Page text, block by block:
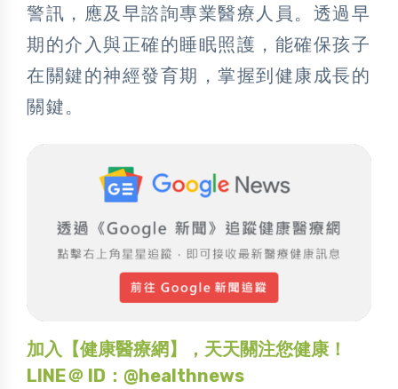
警訊，應及早諮詢專業醫療人員。透過早
期的介入與正確的睡眠照護，能確保孩子
在關鍵的神經發育期，掌握到健康成長的
關鍵。
加入【健康醫療網】，天天關注您健康！
LINE＠ ID：@healthnews